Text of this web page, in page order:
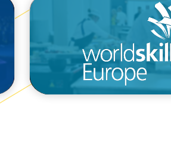
/competizioni/euroskills